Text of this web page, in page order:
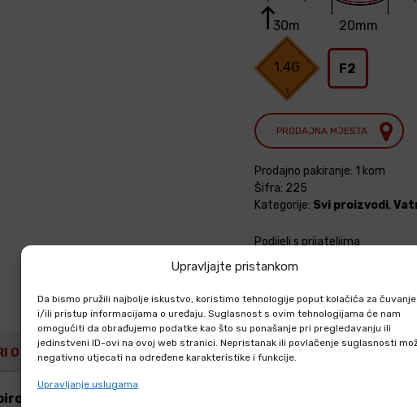
Upravljajte pristankom
Da bismo pružili najbolje iskustvo, koristimo tehnologije poput kolačića za čuvanje
i/ili pristup informacijama o uređaju. Suglasnost s ovim tehnologijama će nam
omogućiti da obrađujemo podatke kao što su ponašanje pri pregledavanju ili
jedinstveni ID-ovi na ovoj web stranici. Nepristanak ili povlačenje suglasnosti
negativno utjecati na određene karakteristike i funkcije.
Upravljanje uslugama
30m 20mm
1.4G F2
PRODAJNA MJESTA
Prodajno pakiranje: 1 kom
Šifra: 225
Kategorije: Svi proizvodi,
Podijeli s prijateljima
O PROIZVODU
putem webshopa?